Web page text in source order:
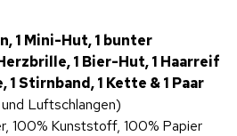
1 Mini-Hut, 1 bunter
1 Bier-Hut, 1 Haarreif
1 Stirnband, 1 Kette & 1 Paar
Luftschlangen)
100% Kunststoff, 100% Papier